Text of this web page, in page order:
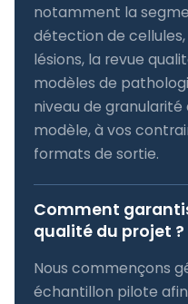
notamment la
détection de
lésions, la revue
modèles de
niveau de
modèle, à vos
formats de sortie.
Comment
qualité du projet ?
Nous commençons
échantillon pilote